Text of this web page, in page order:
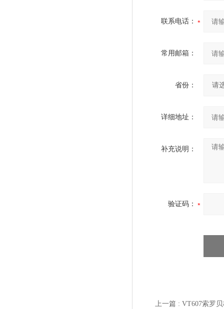
联系电话：
常用邮箱：
省份：
详细地址：
补充说明：
验证码：
上一篇 : VT607索罗